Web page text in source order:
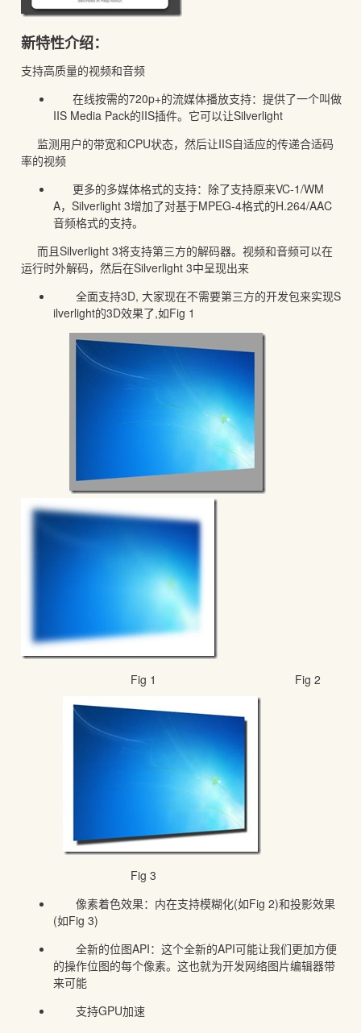
新特性介绍：
支持高质量的视频和音频
在线按需的720p+的流媒体播放支持：提供了一个叫做
IIS Media Pack的IIS插件。它可以让Silverlight
监测用户的带宽和CPU状态，然后让IIS自适应的传递合适码
率的视频
更多的多媒体格式的支持：除了支持原来VC-1/WM
A，Silverlight 3增加了对基于MPEG-4格式的H.264/AAC
音频格式的支持。
而且Silverlight 3将支持第三方的解码器。视频和音频可以在
运行时外解码，然后在Silverlight 3中呈现出来
全面支持3D, 大家现在不需要第三方的开发包来实现S
ilverlight的3D效果了,如Fig 1
Fig 1 Fig 2
Fig 3
像素着色效果：内在支持模糊化(如Fig 2)和投影效果
(如Fig 3)
全新的位图API：这个全新的API可能让我们更加方便
的操作位图的每个像素。这也就为开发网络图片编辑器带
来可能
支持GPU加速